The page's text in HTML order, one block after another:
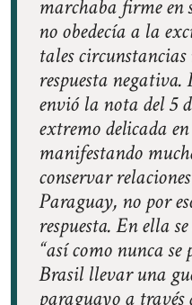
marchaba firme en
no obedecía a la
tales
respuesta
envió la nota del 5
extremo delicada
manifestando
conservar
Paraguay, no por
respuesta. En ella
“así como nunca
Brasil llevar una
paraguayo a